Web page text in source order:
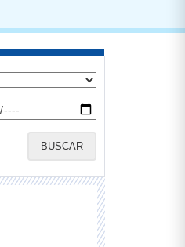
BUSCAR